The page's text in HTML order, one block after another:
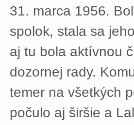
31. marca 1956.
spolok, stala sa
aj tu bola aktívnou
dozornej rady.
temer na všetkých
počulo aj širšie a